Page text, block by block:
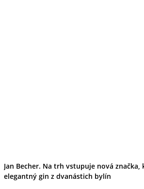
Jan Becher. Na trh vstupuje nová
elegantný gin z dvanástich bylín